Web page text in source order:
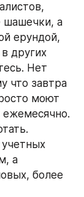
шашечки, а
ерундой,
других
Нет
что завтра
моют
ежемесячно.
а
более